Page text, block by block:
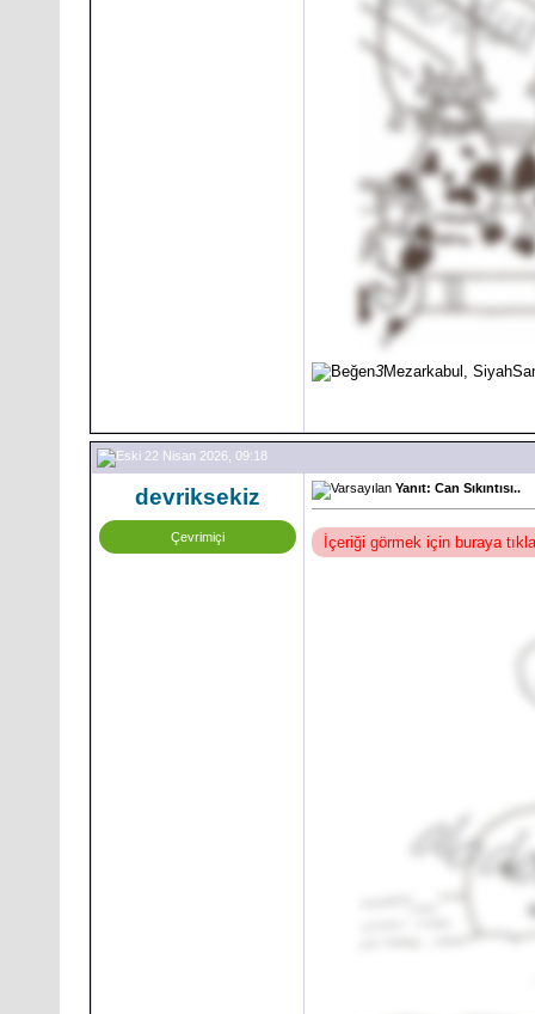
3Mezarkabul,
22 Nisan 2026, 09:18
devriksekiz
Çevrimiçi
Yanıt: Can Sıkıntısı..
İçeriği görmek için buraya